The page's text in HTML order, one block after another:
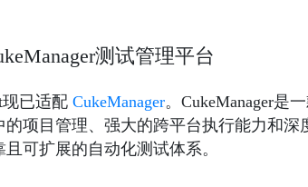
测试管理平台
现已适配 CukeManager。CukeManager是
的项目管理、强大的跨平台执行能力和
可扩展的自动化测试体系。